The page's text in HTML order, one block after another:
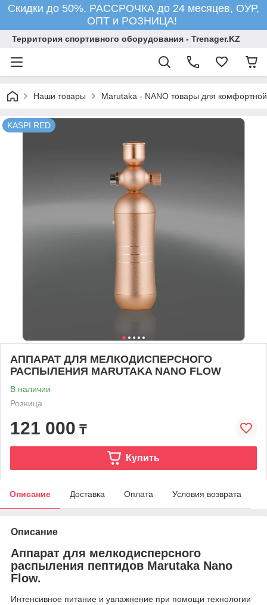
Скидки до 50%, РАССРОЧКА до 24 месяцев, ОУР,
ОПТ и РОЗНИЦА!
Территория спортивного оборудования - Trenager.KZ
Наши товары Marutaka - NANO товары для
KASPI RED
АППАРАТ ДЛЯ МЕЛКОДИСПЕРСНОГО
РАСПЫЛЕНИЯ MARUTAKA NANO FLOW
В наличии
Розница
121 000 ₸
Купить
Описание Доставка Оплата Условия возврата
Описание
Аппарат для мелкодисперсного
распыления пептидов Marutaka Nano
Flow.
Интенсивное питание и увлажнение при помощи технологии